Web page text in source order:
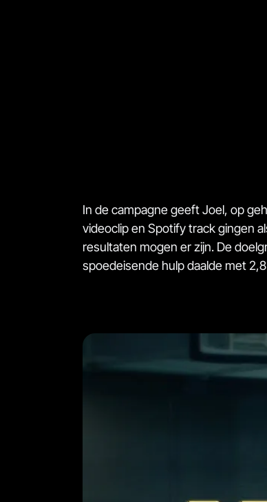
In de campagne geeft Joel, op
videoclip en Spotify track gingen
resultaten mogen er zijn. De
spoedeisende hulp daalde met